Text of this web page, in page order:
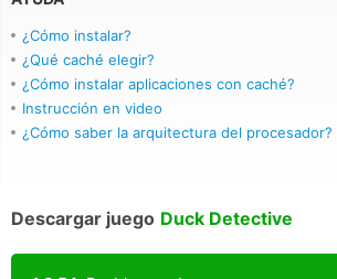
¿Cómo instalar?
¿Qué caché elegir?
¿Cómo instalar aplicaciones con caché?
Instrucción en video
¿Cómo saber la arquitectura del procesador?
Descargar juego Duck Detective